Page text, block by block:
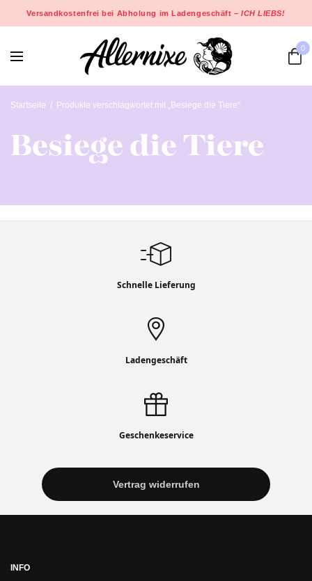
Versandkostenfrei bei Abholung im Ladengeschäft –ICH LIEBS!
0
Startseite / Produkte verschlagwortet mit „Besiege die Tiere“
Besiege die Tiere
Schnelle Lieferung
Ladengeschäft
Geschenkeservice
Vertrag widerrufen
INFO